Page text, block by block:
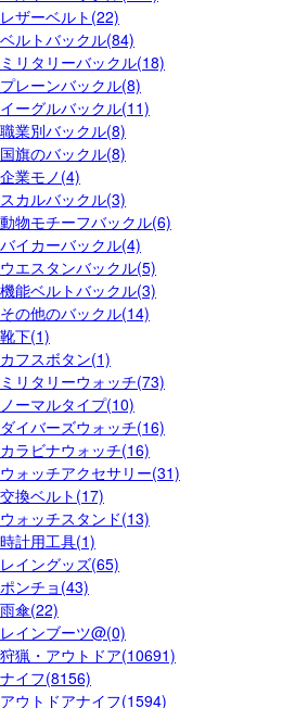
レザーベルト(22)
ベルトバックル(84)
ミリタリーバックル(18)
プレーンバックル(8)
イーグルバックル(11)
職業別バックル(8)
国旗のバックル(8)
企業モノ(4)
スカルバックル(3)
動物モチーフバックル(6)
バイカーバックル(4)
ウエスタンバックル(5)
機能ベルトバックル(3)
その他のバックル(14)
靴下(1)
カフスボタン(1)
ミリタリーウォッチ(73)
ノーマルタイプ(10)
ダイバーズウォッチ(16)
カラビナウォッチ(16)
ウォッチアクセサリー(31)
交換ベルト(17)
ウォッチスタンド(13)
時計用工具(1)
レイングッズ(65)
ポンチョ(43)
雨傘(22)
レインブーツ@(0)
狩猟・アウトドア(10691)
ナイフ(8156)
アウトドアナイフ(1594)